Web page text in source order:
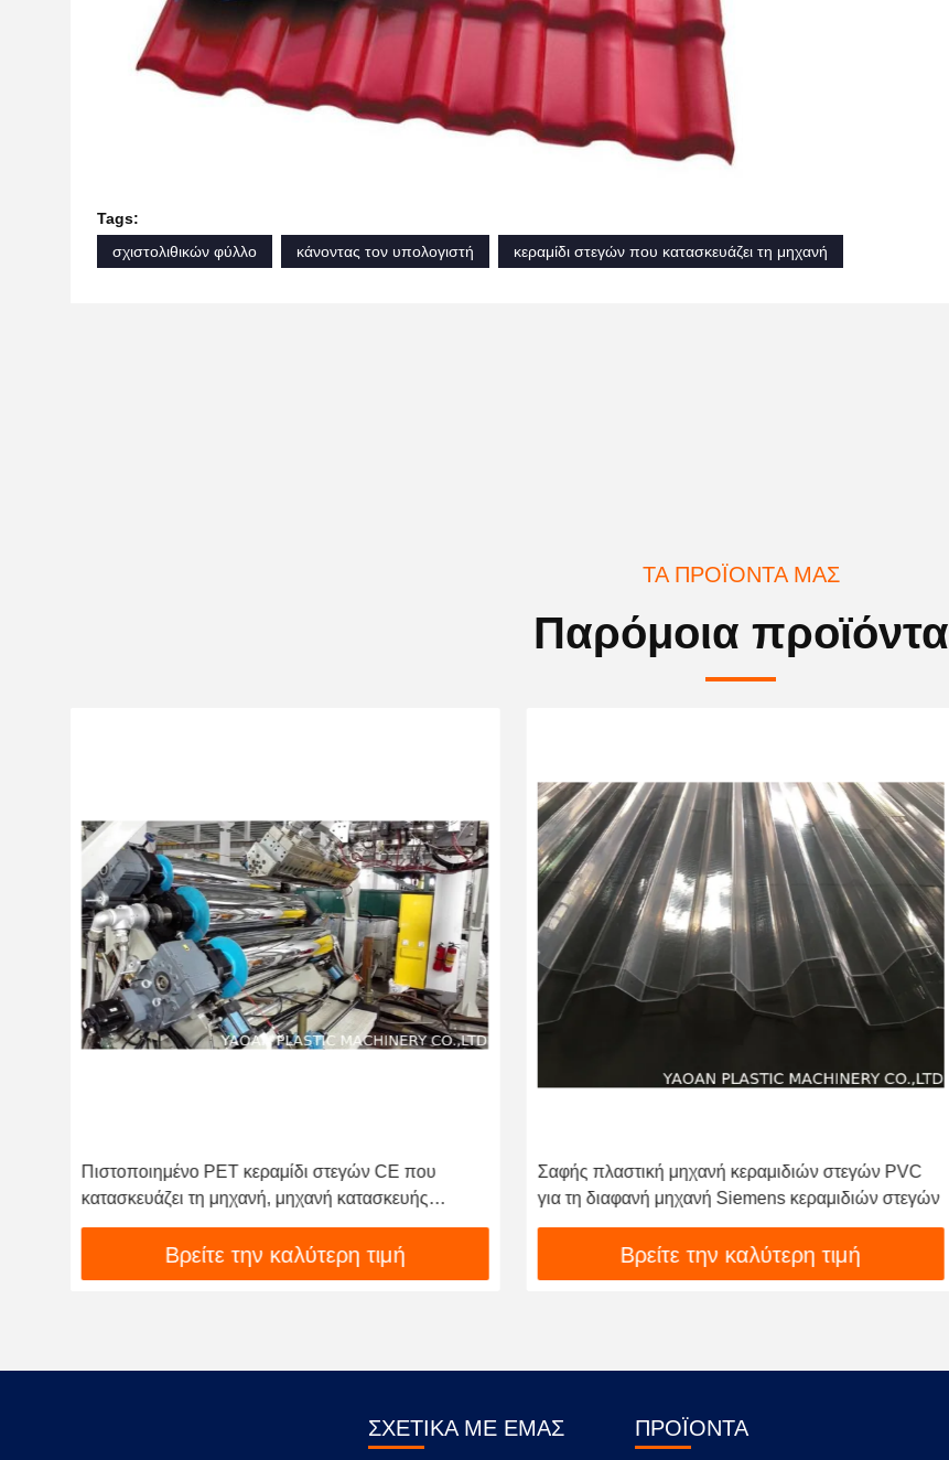
Tags:
σχιστολιθικών φύλλο
κάνοντας τον υπολογιστή κεραμίδι στεγών που κατασκευάζει τη μηχανή
ΤΑ ΠΡΟΪΌΝΤΑ ΜΑΣ
Παρόμοια προϊόντα
Πιστοποιημένο PET κεραμίδι στεγών CE που
κατασκευάζει τη μηχανή, μηχανή κατασκευής
κεραμιδιών στεγών της PET
Βρείτε την καλύτερη τιμή
Σαφής πλαστική μηχανή κεραμιδιών στεγών PVC
για τη διαφανή μηχανή Siemens κεραμιδιών στεγών
Βρείτε την καλύτερη τιμή
ΣΧΕΤΙΚΆ ΜΕ ΕΜΆΣ ΠΡΟΪΌΝΤΑ